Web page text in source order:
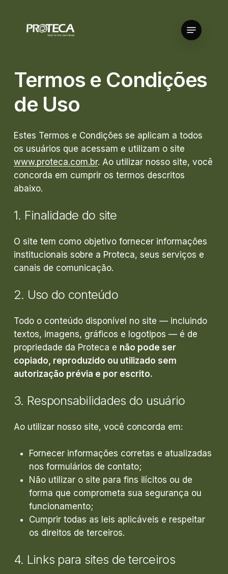
Menu
Termos e Condições
de Uso
Estes Termos e Condições se aplicam a todos
os usuários que acessam e utilizam o site
www.proteca.com.br. Ao utilizar nosso site, você
concorda em cumprir os termos descritos
abaixo.
1. Finalidade do site
O site tem como objetivo fornecer informações
institucionais sobre a Proteca, seus serviços e
canais de comunicação.
2. Uso do conteúdo
Todo o conteúdo disponível no site — incluindo
textos, imagens, gráficos e logotipos — é de
propriedade da Proteca e não pode ser
copiado, reproduzido ou utilizado sem
autorização prévia e por escrito.
3. Responsabilidades do usuário
Ao utilizar nosso site, você concorda em:
Fornecer informações corretas e atualizadas
nos formulários de contato;
Não utilizar o site para fins ilícitos ou de
forma que comprometa sua segurança ou
funcionamento;
Cumprir todas as leis aplicáveis e respeitar
os direitos de terceiros.
4. Links para sites de terceiros